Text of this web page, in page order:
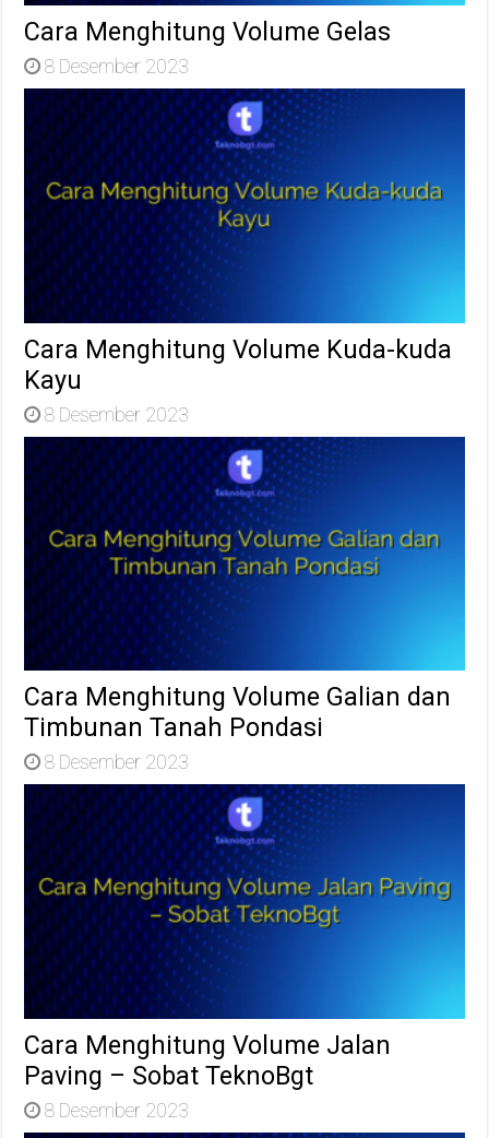
Cara Menghitung Volume Gelas
8 Desember 2023
Cara Menghitung Volume Kuda-kuda
Kayu
8 Desember 2023
Cara Menghitung Volume Galian dan
Timbunan Tanah Pondasi
8 Desember 2023
Cara Menghitung Volume Jalan
Paving – Sobat TeknoBgt
8 Desember 2023